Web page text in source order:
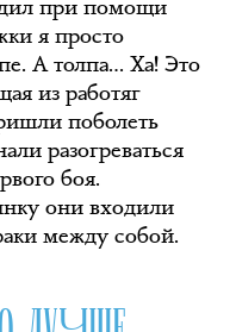
при помощи
я просто
А толпа… Ха! Это
из работяг
поболеть
разогреваться
боя.
они входили
между собой.